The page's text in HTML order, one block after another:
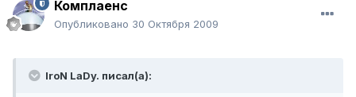
Комплаенс
Опубликовано 30 Октября 2009
IroN LaDy. писал(а):